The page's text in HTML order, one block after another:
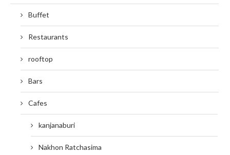
Buffet
Restaurants
rooftop
Bars
Cafes
kanjanaburi
Nakhon Ratchasima